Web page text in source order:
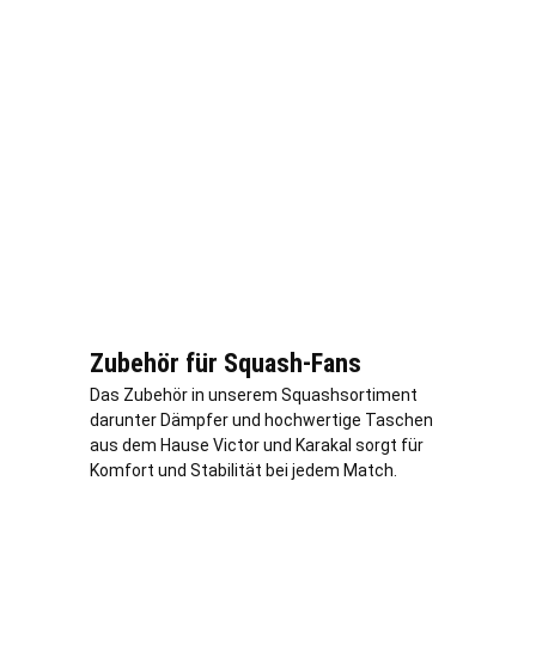
Zubehör für Squash-Fans
Das Zubehör in unserem Squashsortiment
darunter Dämpfer und hochwertige Taschen
aus dem Hause Victor und Karakal sorgt für
Komfort und Stabilität bei jedem Match.